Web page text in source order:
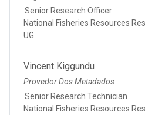
Senior Research Officer
National Fisheries Resources
UG
Vincent Kiggundu
Provedor Dos Metadados
Senior Research Technician
National Fisheries Resources